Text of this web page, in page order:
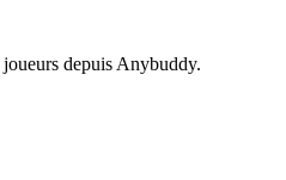
depuis Anybuddy.